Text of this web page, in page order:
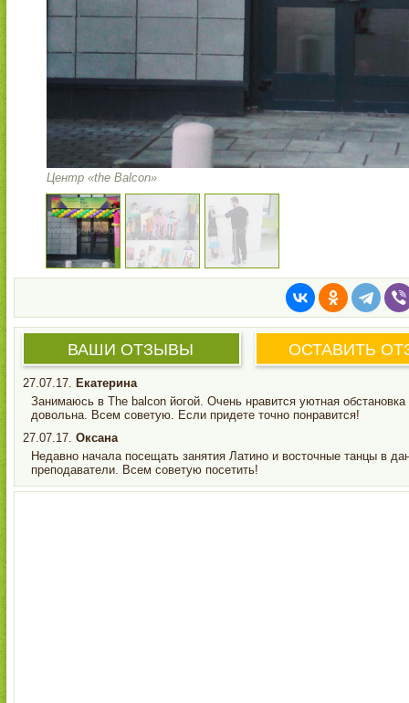
Центр «the Balcon»
ВАШИ ОТЗЫВЫ ОСТАВИТЬ
27.07.17. Екатерина
Занимаюсь в The balcon йогой. Очень нравится уютная
довольна. Всем советую. Если придете точно понравится!
27.07.17. Оксана
Недавно начала посещать занятия Латино и восточные танцы в
преподаватели. Всем советую посетить!